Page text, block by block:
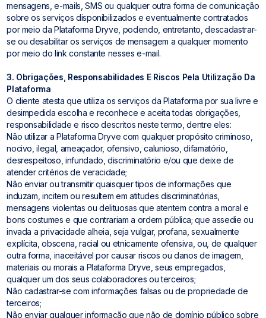
mensagens, e-mails, SMS ou qualquer outra forma de comunicação
sobre os serviços disponibilizados e eventualmente contratados
por meio da Plataforma Dryve, podendo, entretanto, descadastrar-
se ou desabilitar os serviços de mensagem a qualquer momento
por meio do link constante nesses e-mail.
3. Obrigações, Responsabilidades E Riscos Pela Utilização Da
Plataforma
O cliente atesta que utiliza os serviços da Plataforma por sua livre e
desimpedida escolha e reconhece e aceita todas obrigações,
responsabilidade e risco descritos neste termo, dentre eles:
Não utilizar a Plataforma Dryve com qualquer propósito criminoso,
nocivo, ilegal, ameaçador, ofensivo, calunioso, difamatório,
desrespeitoso, infundado, discriminatório e/ou que deixe de
atender critérios de veracidade;
Não enviar ou transmitir quaisquer tipos de informações que
induzam, incitem ou resultem em atitudes discriminatórias,
mensagens violentas ou delituosas que atentem contra a moral e
bons costumes e que contrariam a ordem pública; que assedie ou
invada a privacidade alheia, seja vulgar, profana, sexualmente
explícita, obscena, racial ou etnicamente ofensiva, ou, de qualquer
outra forma, inaceitável por causar riscos ou danos de imagem,
materiais ou morais a Plataforma Dryve, seus empregados,
qualquer um dos seus colaboradores ou terceiros;
Não cadastrar-se com informações falsas ou de propriedade de
terceiros;
Não enviar qualquer informação que não de domínio público sobre